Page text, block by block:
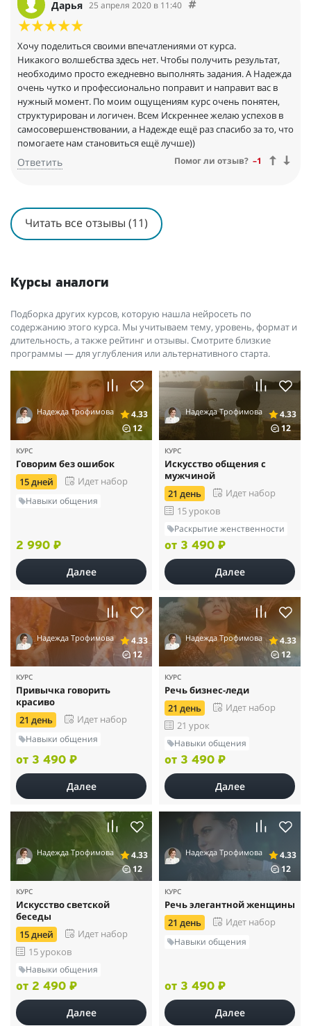
Дарья 25 апреля 2020 в 11:40
Хочу поделиться своими впечатлениями от курса.
Никакого волшебства здесь нет. Чтобы получить результат,
необходимо просто ежедневно выполнять задания. А Надежда
очень чутко и профессионально поправит и направит вас в
нужный момент. По моим ощущениям курс очень понятен,
структурирован и логичен. Всем Искреннее желаю успехов в
самосовершенствовании, а Надежде ещё раз спасибо за то, что
помогаете нам становиться ещё лучше))
Ответить Помог ли отзыв? –1
Читать все отзывы (11)
Курсы аналоги
Подборка других курсов, которую нашла нейросеть по
содержанию этого курса. Мы учитываем тему, уровень, формат и
длительность, а также рейтинг и отзывы. Смотрите близкие
программы — для углубления или альтернативного старта.
Надежда Трофимова
4.33
12
КУРС
Говорим без ошибок
15 дней
Идет набор
Навыки общения
2 990 ₽
Далее
Надежда Трофимова
4.33
12
КУРС
Искусство общения с
мужчиной
21 день
Идет набор
15 уроков
Раскрытие женственности
от 3 490 ₽
Далее
Надежда Трофимова
4.33
12
КУРС
Привычка говорить
красиво
21 день
Идет набор
Навыки общения
от 3 490 ₽
Далее
Надежда Трофимова
4.33
12
КУРС
Речь бизнес-леди
21 день
Идет набор
21 урок
Навыки общения
от 3 490 ₽
Далее
Надежда Трофимова
4.33
12
КУРС
Искусство светской
беседы
15 дней
Идет набор
15 уроков
Навыки общения
от 2 490 ₽
Далее
Надежда Трофимова
4.33
12
КУРС
Речь элегантной женщины
21 день
Идет набор
Навыки общения
от 3 490 ₽
Далее